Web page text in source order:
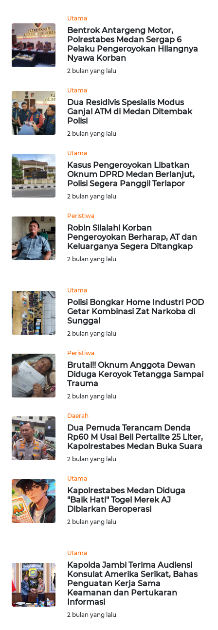
Utama
Bentrok Antargeng Motor,
Polrestabes Medan Sergap 6
Pelaku Pengeroyokan Hilangnya
Nyawa Korban
2 bulan yang lalu
Utama
Dua Residivis Spesialis Modus
Ganjal ATM di Medan Ditembak
Polisi
2 bulan yang lalu
Utama
Kasus Pengeroyokan Libatkan
Oknum DPRD Medan Berlanjut,
Polisi Segera Panggil Terlapor
2 bulan yang lalu
Peristiwa
Robin Silalahi Korban
Pengeroyokan Berharap, AT dan
Keluarganya Segera Ditangkap
2 bulan yang lalu
Utama
Polisi Bongkar Home Industri POD
Getar Kombinasi Zat Narkoba di
Sunggal
2 bulan yang lalu
Peristiwa
Brutal!! Oknum Anggota Dewan
Diduga Keroyok Tetangga Sampai
Trauma
2 bulan yang lalu
Daerah
Dua Pemuda Terancam Denda
Rp60 M Usai Beli Pertalite 25 Liter,
Kapolrestabes Medan Buka Suara
2 bulan yang lalu
Utama
Kapolrestabes Medan Diduga
"Baik Hati" Togel Merek AJ
Dibiarkan Beroperasi
2 bulan yang lalu
Utama
Kapolda Jambi Terima Audiensi
Konsulat Amerika Serikat, Bahas
Penguatan Kerja Sama
Keamanan dan Pertukaran
Informasi
2 bulan yang lalu
WN
KALTARA
WN
KALSEL
WN
KALTIM
WN
WN
GORONTALO
WN
MALUKU
WN
DAIRI
DANAU
TOBA
WN
WN
LANGKAT
SELATAN
WN
TANJUNG
KARO
WN
SIMALUNGUN